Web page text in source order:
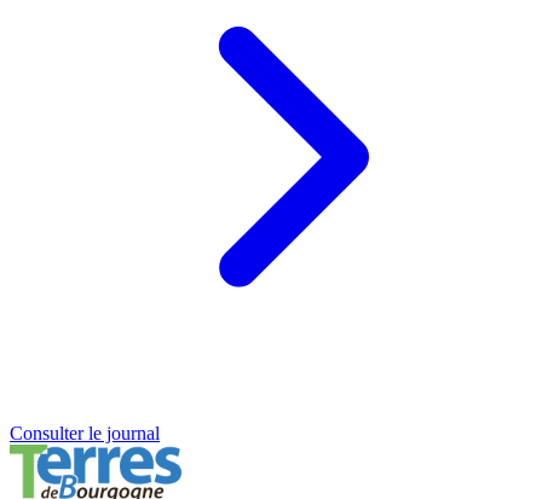
Consulter le journal